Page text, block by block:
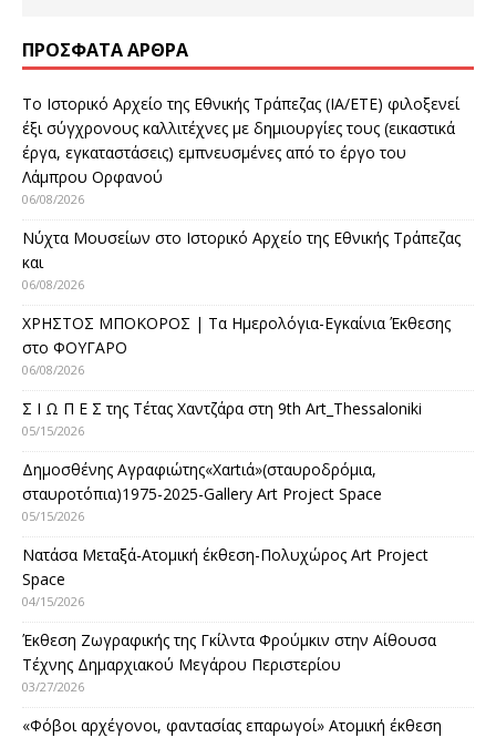
ΠΡΌΣΦΑΤΑ ΆΡΘΡΑ
Το Ιστορικό Αρχείο της Εθνικής Τράπεζας (ΙΑ/ΕΤΕ) φιλοξενεί
έξι σύγχρονους καλλιτέχνες με δημιουργίες τους (εικαστικά
έργα, εγκαταστάσεις) εμπνευσμένες από το έργο του
Λάμπρου Ορφανού
06/08/2026
Νύχτα Μουσείων στο Ιστορικό Αρχείο της Εθνικής Τράπεζας
και
06/08/2026
ΧΡΗΣΤΟΣ ΜΠΟΚΟΡΟΣ | Τα Ημερολόγια-Εγκαίνια Έκθεσης
στο ΦΟΥΓΑΡΟ
06/08/2026
Σ Ι Ω Π Ε Σ της Τέτας Χαντζάρα στη 9th Art_Thessaloniki
05/15/2026
Δημοσθένης Αγραφιώτης«Xαrtιά»(σταυροδρόμια,
σταυροτόπια)1975-2025-Gallery Art Project Space
05/15/2026
Νατάσα Μεταξά-Ατομική έκθεση-Πολυχώρος Art Project
Space
04/15/2026
Έκθεση Ζωγραφικής της Γκίλντα Φρούμκιν στην Αίθουσα
Τέχνης Δημαρχιακού Μεγάρου Περιστερίου
03/27/2026
«Φόβοι αρχέγονοι, φαντασίας επαρωγοί» Ατομική έκθεση